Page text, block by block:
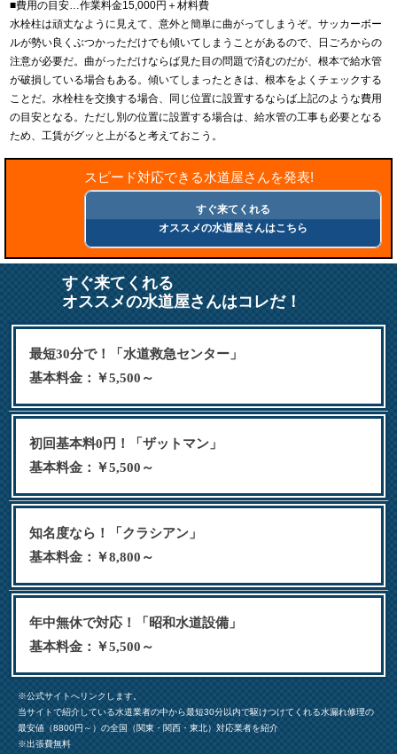
■費用の目安…作業料金15,000円＋材料費
水栓柱は頑丈なように見えて、意外と簡単に曲がってしまうぞ。サッカーボー
ルが勢い良くぶつかっただけでも傾いてしまうことがあるので、日ごろからの
注意が必要だ。曲がっただけならば見た目の問題で済むのだが、根本で給水管
が破損している場合もある。傾いてしまったときは、根本をよくチェックする
ことだ。水栓柱を交換する場合、同じ位置に設置するならば上記のような費用
の目安となる。ただし別の位置に設置する場合は、給水管の工事も必要となる
ため、工賃がグッと上がると考えておこう。
スピード対応できる水道屋さんを発表!
すぐ来てくれる
オススメの水道屋さんはこちら
すぐ来てくれる
オススメの水道屋さんはコレだ！
最短30分で！「水道救急センター」
基本料金：￥5,500～
初回基本料0円！「ザットマン」
基本料金：￥5,500～
知名度なら！「クラシアン」
基本料金：￥8,800～
年中無休で対応！「昭和水道設備」
基本料金：￥5,500～
※公式サイトへリンクします。
当サイトで紹介している水道業者の中から最短30分以内で駆けつけてくれる水漏れ修理の
最安値（8800円～）の全国（関東・関西・東北）対応業者を紹介
※出張費無料